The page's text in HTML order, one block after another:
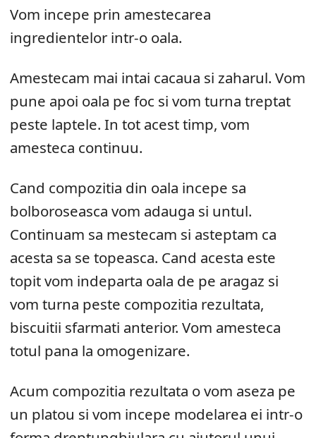
Vom incepe prin amestecarea
ingredientelor intr-o oala.
Amestecam mai intai cacaua si zaharul. Vom
pune apoi oala pe foc si vom turna treptat
peste laptele. In tot acest timp, vom
amesteca continuu.
Cand compozitia din oala incepe sa
bolboroseasca vom adauga si untul.
Continuam sa mestecam si asteptam ca
acesta sa se topeasca. Cand acesta este
topit vom indeparta oala de pe aragaz si
vom turna peste compozitia rezultata,
biscuitii sfarmati anterior. Vom amesteca
totul pana la omogenizare.
Acum compozitia rezultata o vom aseza pe
un platou si vom incepe modelarea ei intr-o